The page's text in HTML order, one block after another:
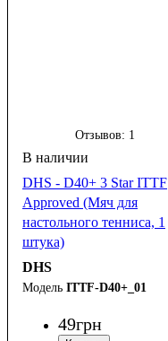
Отзывов: 1
DHS - D40+ 3 Star ITTF
Approved (Мяч для
настольного тенниса, 1
штука)
DHS
ITTF-D40+_01
49грн